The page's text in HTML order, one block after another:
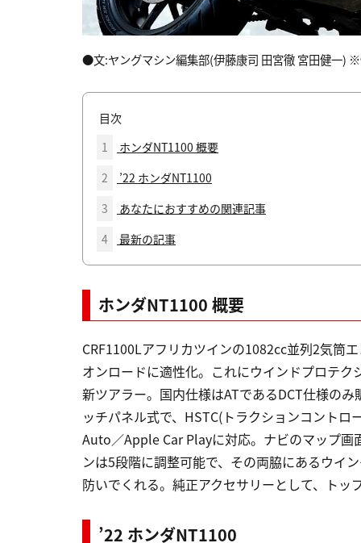
●文:ヤングマシン編集部(伊藤康司 田宮徹 宮田健一)
目次
1
ホンダNT1100 概要
2
’22 ホンダNT1100
3
あなたにおすすめの関連記事
4
最新の記事
ホンダNT1100 概要
CRF1100Lアフリカツインの1082cc並列2気筒
オンロードに適性化。これにウインドプロテ
新ツアラー。国内仕様はATであるDCT仕様の
ッチパネル式で、HSTC(トラクションコント
Auto／Apple Car Playに対応。ナビのマップ
ンは5段階に調整可能で、その両脇にあるウイ
防いでくれる。純正アクセサリーとして、トッ
’22 ホンダNT1100